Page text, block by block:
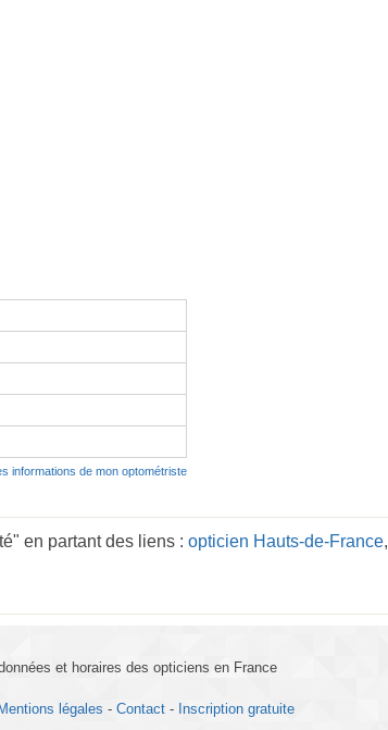
informations de mon optométriste
en partant des liens : opticien Hauts-de-France,
et horaires des opticiens en France
Mentions légales - Contact - Inscription gratuite